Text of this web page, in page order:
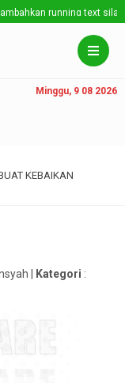
running text
Minggu, 9 08 2026
KEBAIKAN
| Kategori :